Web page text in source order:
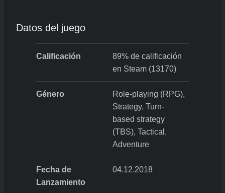
Datos del juego
Calificación
89% de calificación
en Steam (13170)
Género
Role-playing (RPG),
Strategy, Turn-
based strategy
(TBS), Tactical,
Adventure
Fecha de
Lanzamiento
04.12.2018